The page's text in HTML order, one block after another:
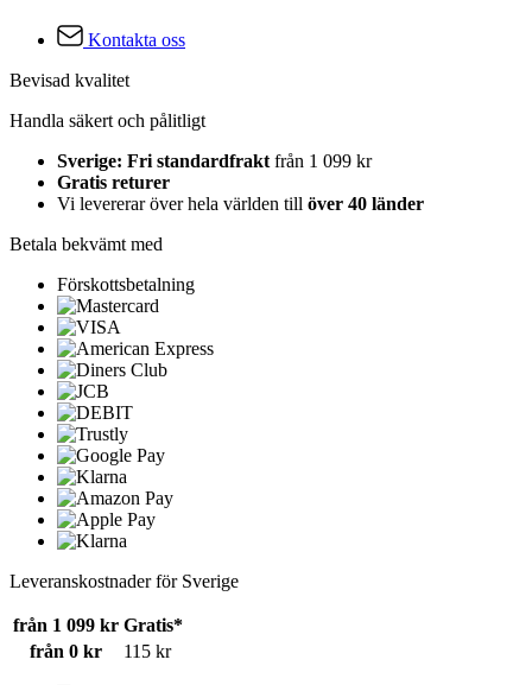
Kontakta oss
Bevisad kvalitet
Handla säkert och pålitligt
Sverige: Fri standardfrakt från 1 099 kr
Gratis returer
Vi levererar över hela världen till över 40 länder
Betala bekvämt med
Förskottsbetalning
Leveranskostnader för Sverige
från 1 099 kr Gratis*
från 0 kr
115 kr